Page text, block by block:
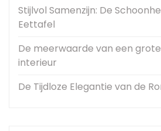
Stijlvol Samenzijn: De
Eettafel
De meerwaarde van een
interieur
De Tijdloze Elegantie van de